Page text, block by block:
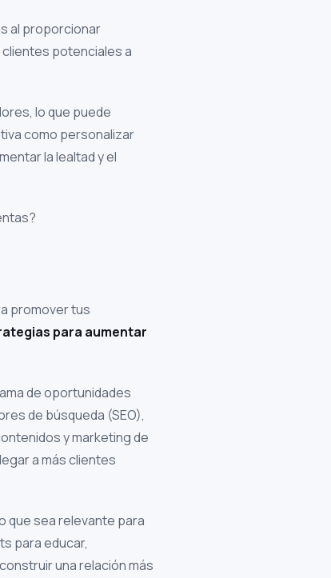
al proporcionar
potenciales a
lo que puede
como personalizar
la lealtad y el
promover tus
para aumentar
de oportunidades
de búsqueda (SEO),
y marketing de
a más clientes
que sea relevante para
para educar,
una relación más